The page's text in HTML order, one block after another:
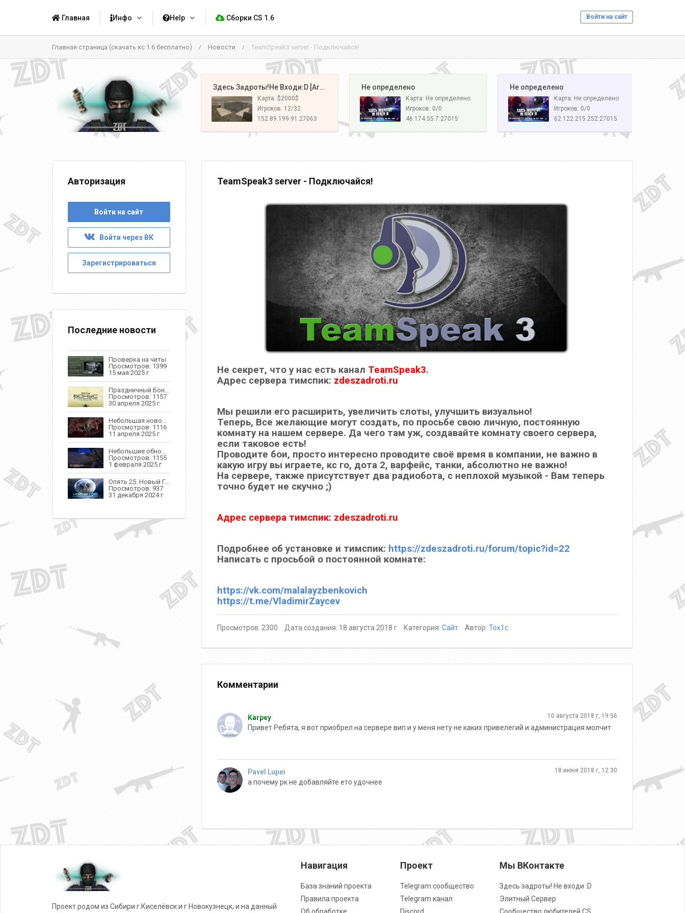
Войти на сайт
Главная Инфо Help Сборки CS 1.6
Главная страница (скачать кс 1.6 бесплатно) / Новости / TeamSpeak3 server - Подключайся!
️ Здесь Задроты!Не Входи:D [Army#1]
Карта: $2000$
Игроков: 12/32
152.89.199.91:27063
️ Не определено
Карта: Не определено
Игроков: 0/0
46.174.55.7:27015
️ Не определено
Карта: Не определено
Игроков: 0/0
62.122.215.252:27015
TeamSpeak3 server - Подключайся!
Не секрет, что у нас есть канал TeamSpeak3.
Адрес сервера тимспик: zdeszadroti.ru
Мы решили его расширить, увеличить слоты, улучшить визуально!
Теперь, Все желающие могут создать, по просьбе свою личную, постоянную
комнату на нашем сервере. Да чего там уж, создавайте комнату своего сервера,
если таковое есть!
Проводите бои, просто интересно проводите своё время в компании, не важно в
какую игру вы играете, кс го, дота 2, варфейс, танки, абсолютно не важно!
На сервере, также присутствует два радиобота, с неплохой музыкой - Вам теперь
точно будет не скучно ;)
Адрес сервера тимспик: zdeszadroti.ru
Подробнее об установке и тимспик: https://zdeszadroti.ru/forum/topic?id=22
Написать с просьбой о постоянной комнате:
https://vk.com/malalayzbenkovich
https://t.me/VladimirZaycev
Просмотров: 2300 Дата создания: 18 августа 2018 г Категория: Сайт Автор: Tox1c
Комментарии
Karpey 10 августа 2018 г, 19:56
Привет Ребята, я вот приобрел на сервере вип и у меня нету не каких привелегий и администрация молчит
Pavel Lupei 18 июня 2018 г, 12:30
а почему рк не добавляйте ето удочнее
Авторизация
Войти на сайт
Войти через ВК
Зарегистрироваться
Последние новости
Проверка на читы
Просмотров: 1399
15 мая 2025 г
Праздничный Бонус К Пополнению + Праздничные Привилегии
Просмотров: 1157
30 апреля 2025 г
Небольшая новость
Просмотров: 1116
11 апреля 2025 г
Небольшие обновления
Просмотров: 1155
1 февраля 2025 г
Опять 25. Новый Год
Просмотров: 937
31 декабря 2024 г
Проект родом из Сибири г.Киселёвск и г.Новокузнецк, и на данный
Навигация
База знаний проекта
Правила проекта
Проект
Telegram сообщество
Telegram канал
Мы ВКонтакте
Здесь задроты! Не входи :D
Элитный Сервер